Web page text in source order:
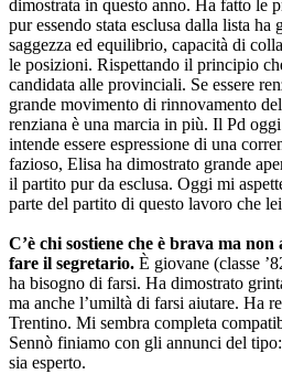
dimostrata in questo anno. Ha fatto le
pur essendo stata esclusa dalla lista ha
saggezza ed equilibrio, capacità di
le posizioni. Rispettando il principio
candidata alle provinciali. Se essere
grande movimento di rinnovamento del
renziana è una marcia in più. Il Pd
intende essere espressione di una
fazioso, Elisa ha dimostrato grande
il partito pur da esclusa. Oggi mi
parte del partito di questo lavoro che
C’è chi sostiene che è brava ma
fare il segretario. È giovane (classe
ha bisogno di farsi. Ha dimostrato
ma anche l’umiltà di farsi aiutare. Ha
Trentino. Mi sembra completa
Sennò finiamo con gli annunci del
sia esperto.